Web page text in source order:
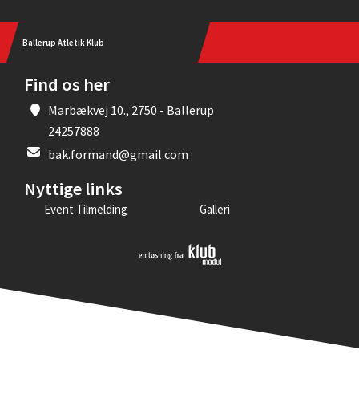
Ballerup Atletik Klub
Find os her
Marbækvej 10., 2750 - Ballerup
24257888
bak.formand@gmail.com
Nyttige links
Event Tilmelding Galleri